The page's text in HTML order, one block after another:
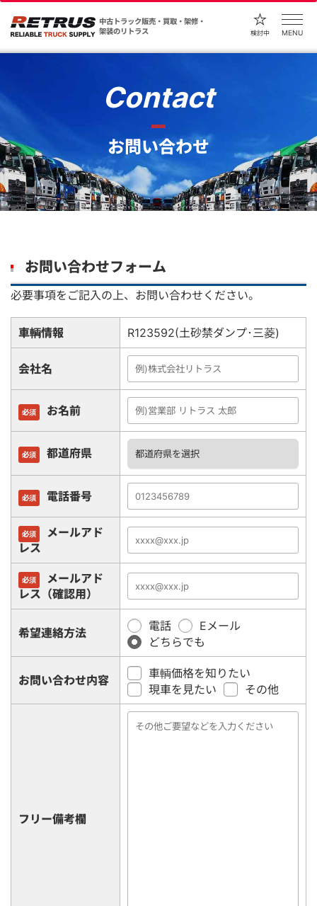
中古トラック販売・買取・架修・
架装のリトラス
検討中 MENU
Contact
お問い合わせ
お問い合わせフォーム
必要事項をご記入の上、お問い合わせください。
車輌情報 R123592(土砂禁ダンプ･三菱)
会社名
必須 お名前
必須 都道府県
必須 電話番号
必須
メールアド
レス
必須
メールアド
レス（確認用）
希望連絡方法
電話
Eメール
どちらでも
お問い合わせ内容
車輌価格を知りたい
現車を見たい
その他
フリー備考欄